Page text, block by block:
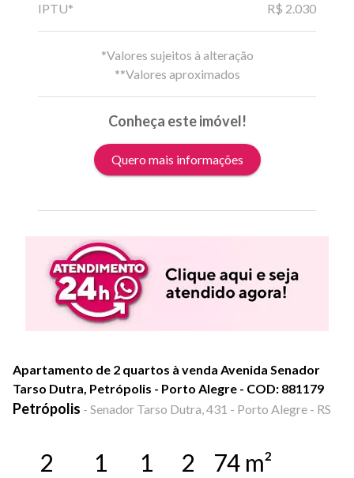
IPTU*
R$ 2.030
*Valores sujeitos à alteração
**Valores aproximados
Conheça este imóvel!
Quero mais informações
Apartamento de 2 quartos à venda Avenida Senador
Tarso Dutra, Petrópolis - Porto Alegre - COD: 881179
Petrópolis - Senador Tarso Dutra, 431 - Porto Alegre - RS
2 1 1 2 74 m²